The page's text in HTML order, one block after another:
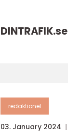
DINTRAFIK.se
redaktionel
03. January 2024